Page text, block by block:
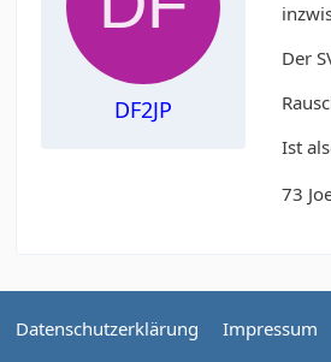
DF2JP
Der
Ist
73
Datenschutzerklärung Impressum